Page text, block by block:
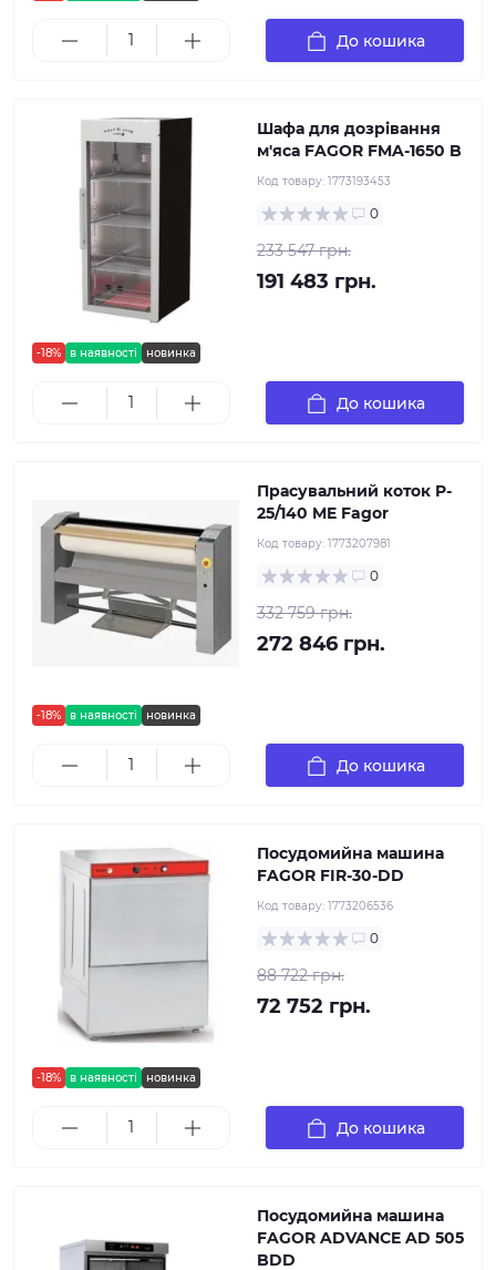
До кошика
-18% в наявності новинка
Шафа для дозрівання
м'яса FAGOR FMA-1650 B
Код товару: 1773193453
0
233 547 грн.
191 483 грн.
До кошика
-18% в наявності новинка
Прасувальний коток P-
25/140 ME Fagor
Код товару: 1773207981
0
332 759 грн.
272 846 грн.
До кошика
-18% в наявності новинка
Посудомийна машина
FAGOR FIR-30-DD
Код товару: 1773206536
0
88 722 грн.
72 752 грн.
До кошика
Посудомийна машина
FAGOR ADVANCE AD 505
BDD